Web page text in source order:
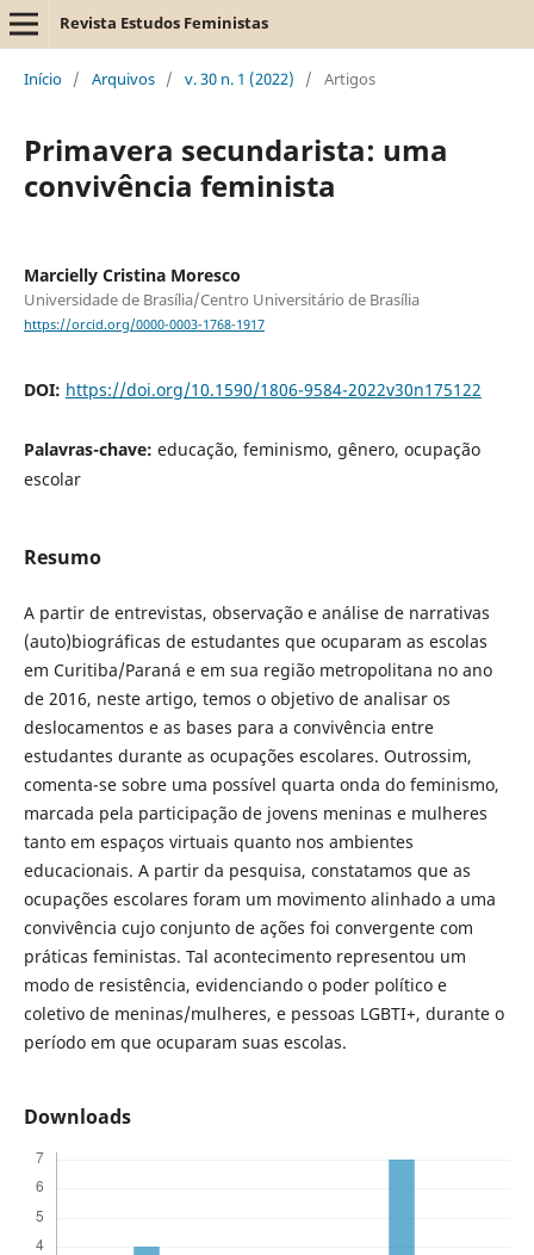
Revista Estudos Feministas
Início / Arquivos / v. 30 n. 1 (2022) / Artigos
Primavera secundarista: uma
convivência feminista
Marcielly Cristina Moresco
Universidade de Brasília/Centro Universitário de Brasília
https://orcid.org/0000-0003-1768-1917
DOI: https://doi.org/10.1590/1806-9584-2022v30n175122
Palavras-chave: educação, feminismo, gênero, ocupação
escolar
Resumo
A partir de entrevistas, observação e análise de narrativas
(auto)biográficas de estudantes que ocuparam as escolas
em Curitiba/Paraná e em sua região metropolitana no ano
de 2016, neste artigo, temos o objetivo de analisar os
deslocamentos e as bases para a convivência entre
estudantes durante as ocupações escolares. Outrossim,
comenta-se sobre uma possível quarta onda do feminismo,
marcada pela participação de jovens meninas e mulheres
tanto em espaços virtuais quanto nos ambientes
educacionais. A partir da pesquisa, constatamos que as
ocupações escolares foram um movimento alinhado a uma
convivência cujo conjunto de ações foi convergente com
práticas feministas. Tal acontecimento representou um
modo de resistência, evidenciando o poder político e
coletivo de meninas/mulheres, e pessoas LGBTI+, durante o
período em que ocuparam suas escolas.
Downloads